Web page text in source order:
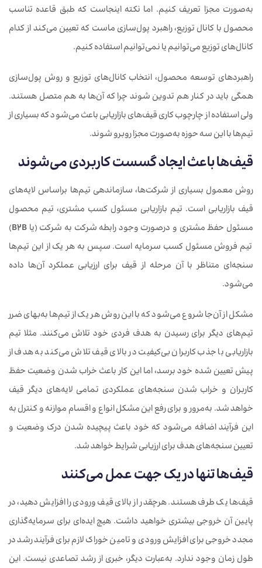
به‌صورت مجزا تعریف کنیم. اما نکته اینجاست که طبق قاعده تناسب
محصول با کانال توزیع، راهبرد پول‌سازی ماست که تعیین می‌کند از کدام
کانال‌های توزیع می‌توانیم یا نمی‌توانیم استفاده کنیم.
راهبردهای توسعه محصول، انتخاب کانال‌های توزیع و روش پول‌سازی
همگی باید در کنار هم تدوین شوند چرا که آن‌ها به هم متصل هستند.
ولی استفاده از چارچوب کاری قیف‌های بازاریابی باعث می‌شود که بسیاری از
تیم‌ها با این سه حوزه به‌صورت مجزا روبرو شوند.
قیف‌ها باعث ایجاد گسست کاربردی می‌شوند
روش معمول بسیاری از شرکت‌ها، سازماندهی تیم‌ها براساس لایه‌های
قیف بازاریابی است. تیم بازاریابی مسئول کسب مشتری، تیم محصول
مسئول حفظ مشتری و درصورت وجود رابطه شرکت به شرکت (یا B2B
)
تیم فروش مسئول کسب سرمایه است. سپس به هر یک از این تیم‌ها
سنجه‌ای متناظر با آن مرحله از قیف برای ارزیابی عملکرد آن‌ها داده
می‌شود.
مشکل از آن‌جا شروع می‌شود که با این روش هر یک از تیم‌ها به‌بهای ضرر
تیم‌های دیگر برای رسیدن به هدف فردی خود تلاش می‌کنند. مثلا تیم
بازاریابی با جذب کاربران بی‌کیفیت در بالای قیف تلاش می‌کند به هدف از
پیش تعیین شده خود برسد، اما این کار باعث خراب شدن وضعیت حفظ
کاربران و خراب شدن سنجه‌های عملکردی تمامی لایه‌های دیگر قیف
خواهد شد. به‌مرور و برای رفع این مشکل انواع و اقسام موازنه و کنترل‌ به
این فرآیند اضافه می‌شود که خود باعث پیچیده شدن درک وضعیت و
تعیین سنجه‌های هدف برای ارزیابی شرایط خواهد شد.
قیف‌ها تنها در یک جهت عمل می‌کنند
قیف‌ها یک ‌طرف هستند. هرچقدر از بالای قیف ورودی را افزایش دهید، در
پایین آن خروجی بیشتری خواهید داشت. هیچ ایده‌ای برای سرمایه‌گذاری
مجدد خروجی برای افزایش ورودی و تامین خوراک لازم برای فرآیند رشد در
طول زمان وجود ندارد. به‌عبارت دیگر، خبری از رشد تصاعدی نیست. این